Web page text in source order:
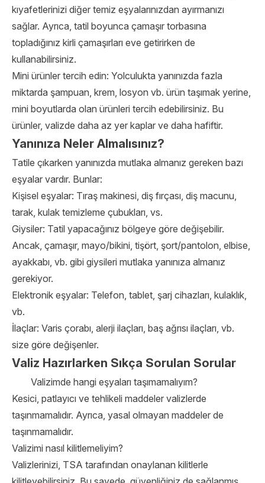
kıyafetlerinizi diğer temiz eşyalarınızdan ayırmanızı
sağlar. Ayrıca, tatil boyunca çamaşır torbasına
topladığınız kirli çamaşırları eve getirirken de
kullanabilirsiniz.
Mini ürünler tercih edin: Yolculukta yanınızda fazla
miktarda şampuan, krem, losyon vb. ürün taşımak yerine,
mini boyutlarda olan ürünleri tercih edebilirsiniz. Bu
ürünler, valizde daha az yer kaplar ve daha hafiftir.
Yanınıza Neler Almalısınız?
Tatile çıkarken yanınızda mutlaka almanız gereken bazı
eşyalar vardır. Bunlar:
Kişisel eşyalar: Tıraş makinesi, diş fırçası, diş macunu,
tarak, kulak temizleme çubukları, vs.
Giysiler: Tatil yapacağınız bölgeye göre değişebilir.
Ancak, çamaşır, mayo/bikini, tişört, şort/pantolon, elbise,
ayakkabı, vb. gibi giysileri mutlaka yanınıza almanız
gerekiyor.
Elektronik eşyalar: Telefon, tablet, şarj cihazları, kulaklık,
vb.
İlaçlar: Varis çorabı, alerji ilaçları, baş ağrısı ilaçları, vb.
size göre değişenler.
Valiz Hazırlarken Sıkça Sorulan Sorular
Valizimde hangi eşyaları taşımamalıyım?
Kesici, patlayıcı ve tehlikeli maddeler valizlerde
taşınmamalıdır. Ayrıca, yasal olmayan maddeler de
taşınmamalıdır.
Valizimi nasıl kilitlemeliyim?
Valizlerinizi, TSA tarafından onaylanan kilitlerle